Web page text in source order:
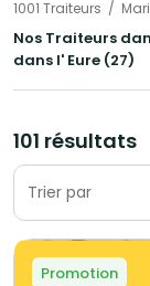
1001 Traiteurs
Nos Traiteurs
dans l' Eure (27)
101 résultats
Trier par
Promotion